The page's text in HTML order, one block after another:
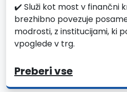
✔️ Služi kot most v finančni
brezhibno povezuje
modrosti, z institucijami, ki
vpoglede v trg.
Preberi vse